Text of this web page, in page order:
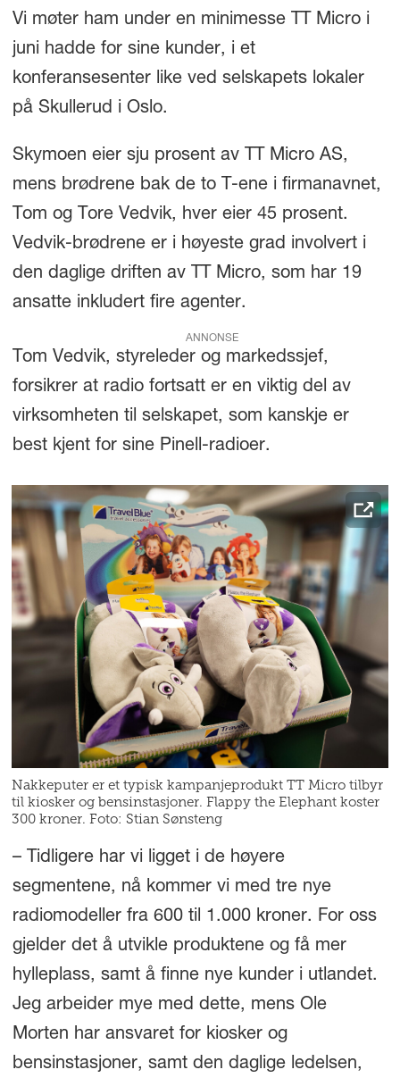
Vi møter ham under en minimesse TT Micro i
juni hadde for sine kunder, i et
konferansesenter like ved selskapets lokaler
på Skullerud i Oslo.
Skymoen eier sju prosent av TT Micro AS,
mens brødrene bak de to T-ene i firmanavnet,
Tom og Tore Vedvik, hver eier 45 prosent.
Vedvik-brødrene er i høyeste grad involvert i
den daglige driften av TT Micro, som har 19
ansatte inkludert fire agenter.
ANNONSE
Tom Vedvik, styreleder og markedssjef,
forsikrer at radio fortsatt er en viktig del av
virksomheten til selskapet, som kanskje er
best kjent for sine Pinell-radioer.
Nakkeputer er et typisk kampanjeprodukt TT Micro tilbyr
til kiosker og bensinstasjoner. Flappy the Elephant koster
300 kroner. Foto: Stian Sønsteng
– Tidligere har vi ligget i de høyere
segmentene, nå kommer vi med tre nye
radiomodeller fra 600 til 1.000 kroner. For oss
gjelder det å utvikle produktene og få mer
hylleplass, samt å finne nye kunder i utlandet.
Jeg arbeider mye med dette, mens Ole
Morten har ansvaret for kiosker og
bensinstasjoner, samt den daglige ledelsen,